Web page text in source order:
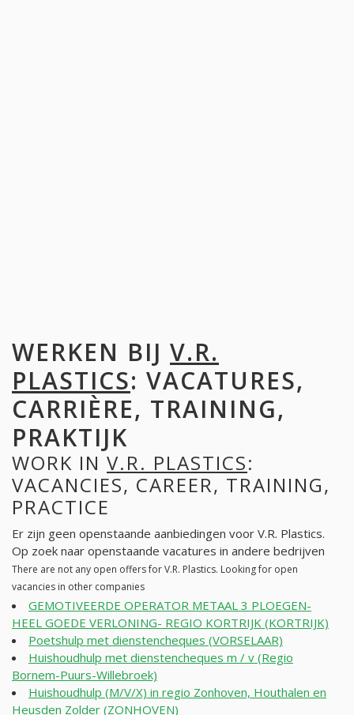
WERKEN BIJ V.R.
PLASTICS: VACATURES,
CARRIÈRE, TRAINING,
PRAKTIJK
WORK IN V.R. PLASTICS:
VACANCIES, CAREER, TRAINING,
PRACTICE
Er zijn geen openstaande aanbiedingen voor V.R. Plastics.
Op zoek naar openstaande vacatures in andere bedrijven
There are not any open offers for V.R. Plastics. Looking for open
vacancies in other companies
GEMOTIVEERDE OPERATOR METAAL 3 PLOEGEN-
HEEL GOEDE VERLONING- REGIO KORTRIJK (KORTRIJK)
Poetshulp met dienstencheques (VORSELAAR)
Huishoudhulp met dienstencheques m / v (Regio
Bornem-Puurs-Willebroek)
Huishoudhulp (M/V/X) in regio Zonhoven, Houthalen en
Heusden Zolder (ZONHOVEN)